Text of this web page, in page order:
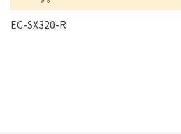
EC-SX320-R